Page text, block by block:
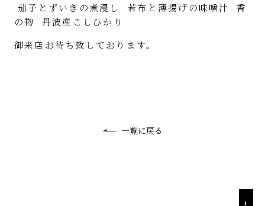
茄子とずいきの煮浸し 若布と薄揚げの味噌汁 香
の物 丹波産こしひかり
御来店お待ち致しております。
一覧に戻る